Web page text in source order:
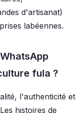
d'artisanat)
labéennes.
fula ?
l'authenticité et
histoires de